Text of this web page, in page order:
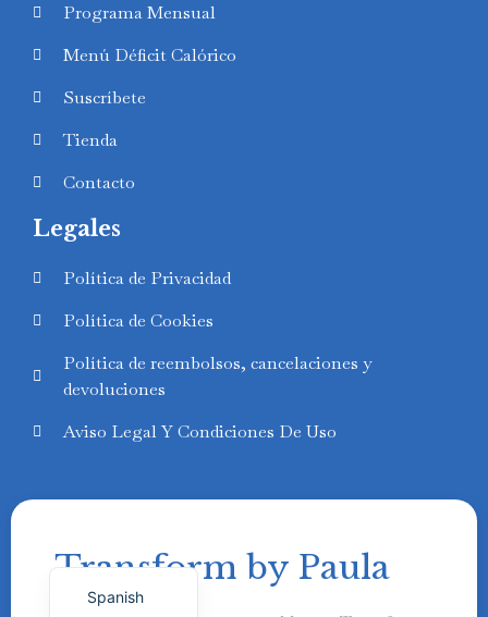
Programa Mensual
Menú Déficit Calórico
Suscríbete
Tienda
Contacto
Legales
Política de Privacidad
Política de Cookies
Política de reembolsos, cancelaciones y
devoluciones
Aviso Legal Y Condiciones De Uso
Transform by Paula
Spanish
English
Polish
Swedish